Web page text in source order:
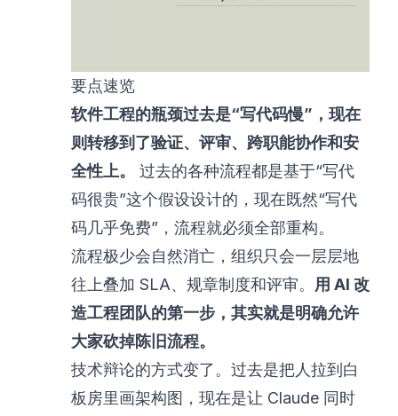
要点速览
软件工程的瓶颈过去是“写代码慢”，现在
则转移到了验证、评审、跨职能协作和安
全性上。
过去的各种流程都是基于“写代
码很贵”这个假设设计的，现在既然“写代
码几乎免费”，流程就必须全部重构。
流程极少会自然消亡，组织只会一层层地
往上叠加 SLA、规章制度和评审。 用 AI 改
造工程团队的第一步，其实就是明确允许
大家砍掉陈旧流程。
技术辩论的方式变了。过去是把人拉到白
板房里画架构图，现在是让 Claude 同时